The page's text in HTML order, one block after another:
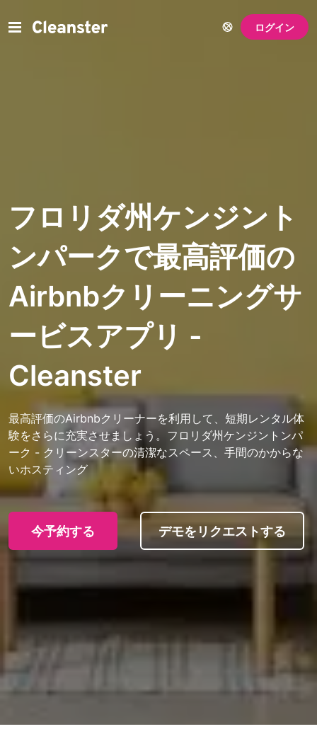
ログイン
フロリダ州ケンジント
ンパークで最高評価の
Airbnbクリーニングサ
ービスアプリ -
Cleanster
最高評価のAirbnbクリーナーを利用して、短期レンタル体
験をさらに充実させましょう。フロリダ州ケンジントンパ
ーク - クリーンスターの清潔なスペース、手間のかからな
いホスティング
今予約する デモをリクエストする